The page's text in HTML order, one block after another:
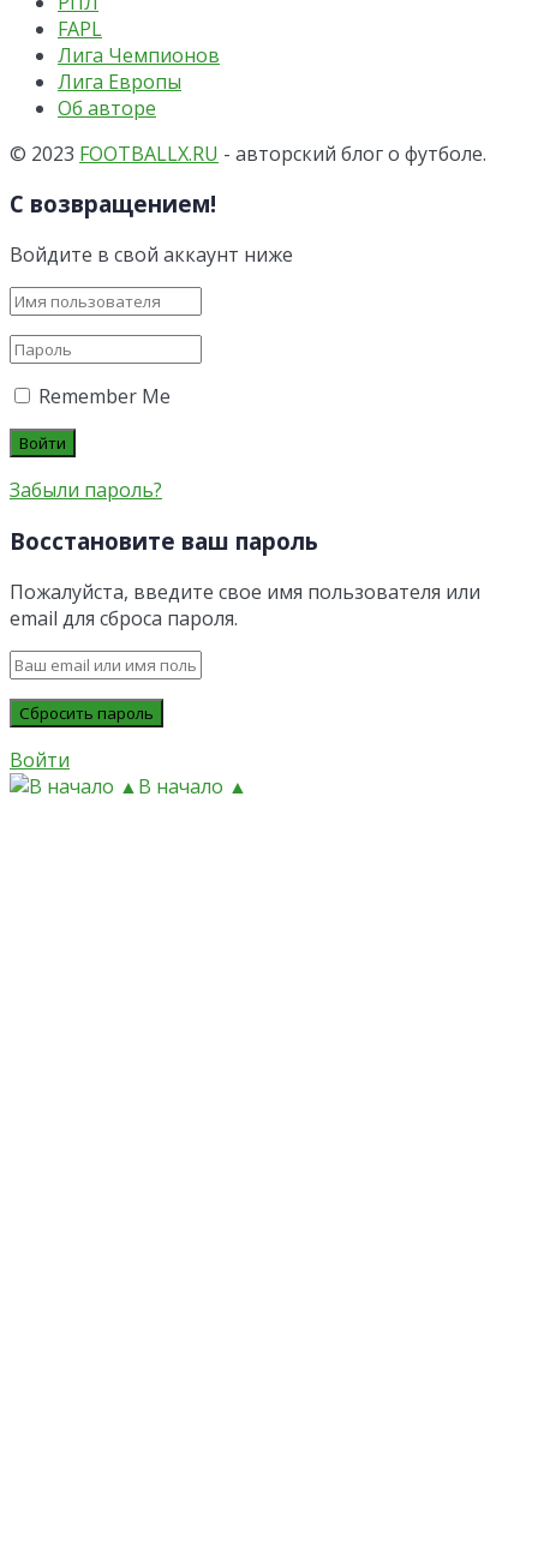
FAPL
Лига Чемпионов
Лига Европы
Об авторе
© 2023 FOOTBALLX.RU - авторский блог о футболе.
С возвращением!
Войдите в свой аккаунт ниже
Remember Me
Забыли пароль?
Восстановите ваш пароль
Пожалуйста, введите свое имя пользователя или
email для сброса пароля.
Войти
В начало ▲